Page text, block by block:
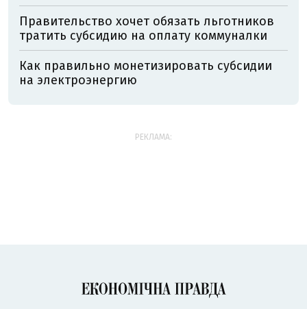
Правительство хочет обязать льготников
тратить субсидию на оплату коммуналки
Как правильно монетизировать субсидии
на электроэнергию
РЕКЛАМА: